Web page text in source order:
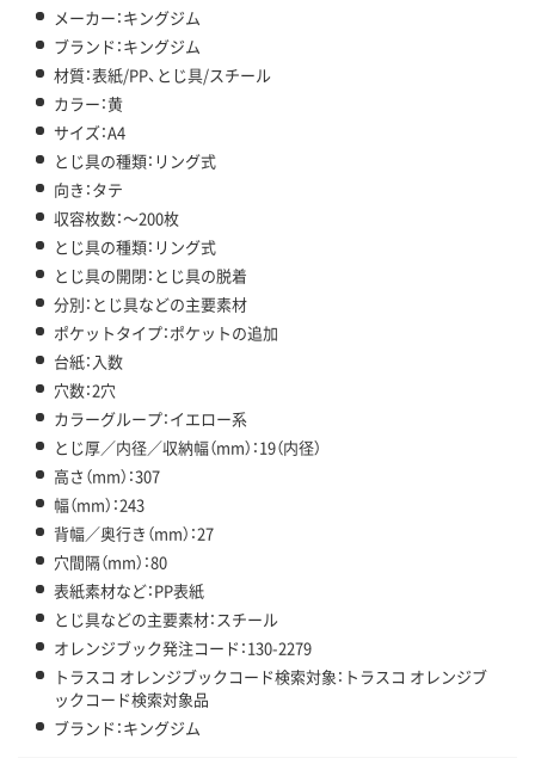
メーカー：キングジム
ブランド：キングジム
材質：表紙/PP、とじ具/スチール
カラー：黄
サイズ：A4
とじ具の種類：リング式
向き：タテ
収容枚数：～200枚
とじ具の種類：リング式
とじ具の開閉：とじ具の脱着
分別：とじ具などの主要素材
ポケットタイプ：ポケットの追加
台紙：入数
穴数：2穴
カラーグループ：イエロー系
とじ厚／内径／収納幅（mm）：19（内径）
高さ（mm）：307
幅（mm）：243
背幅／奥行き（mm）：27
穴間隔（mm）：80
表紙素材など：PP表紙
とじ具などの主要素材：スチール
オレンジブック発注コード：130-2279
トラスコ オレンジブックコード検索対象：トラスコ オレンジブ
ックコード検索対象品
ブランド：キングジム